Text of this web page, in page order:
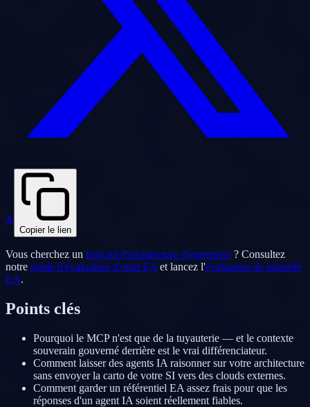
X
Copier le lien
Vous cherchez un logiciel d'architecture d'entreprise ? Consultez
notre guide d'évaluation d'outil EA et lancez l'évaluation de maturité
EA.
Points clés
Pourquoi le MCP n'est que de la tuyauterie — et le contexte
souverain gouverné derrière est le vrai différenciateur.
Comment laisser des agents IA raisonner sur votre architecture
sans envoyer la carto de votre SI vers des clouds externes.
Comment garder un référentiel EA assez frais pour que les
réponses d'un agent IA soient réellement fiables.